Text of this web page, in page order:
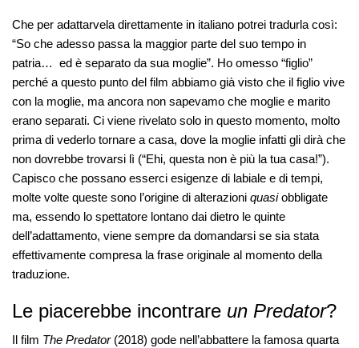
Che per adattarvela direttamente in italiano potrei tradurla così:
“So che adesso passa la maggior parte del suo tempo in
patria… ed è separato da sua moglie”. Ho omesso “figlio”
perché a questo punto del film abbiamo già visto che il figlio vive
con la moglie, ma ancora non sapevamo che moglie e marito
erano separati. Ci viene rivelato solo in questo momento, molto
prima di vederlo tornare a casa, dove la moglie infatti gli dirà che
non dovrebbe trovarsi lì (“Ehi, questa non è più la tua casa!”).
Capisco che possano esserci esigenze di labiale e di tempi,
molte volte queste sono l’origine di alterazioni quasiobbligate
ma, essendo lo spettatore lontano dai dietro le quinte
dell’adattamento, viene sempre da domandarsi se sia stata
effettivamente compresa la frase originale al momento della
traduzione.
Le piacerebbe incontrare un Predator?
Il film The Predator(2018) gode nell’abbattere la famosa quarta